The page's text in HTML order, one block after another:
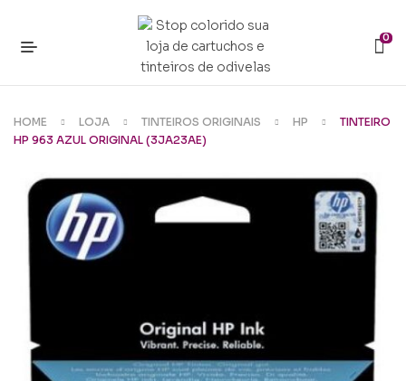
0
HOME LOJA TINTEIROS ORIGINAIS HP
TINTEIRO
HP 963 AZUL ORIGINAL (3JA23AE)